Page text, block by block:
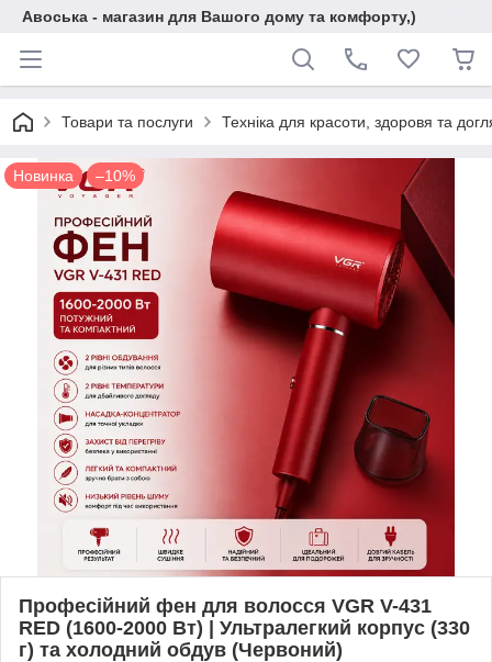
Авоська - магазин для Вашого дому та комфорту,)
Товари та послуги Техніка для красоти, здоровя та
Новинка –10%
Професійний фен для волосся VGR V-431
RED (1600-2000 Вт) | Ультралегкий корпус (330
г) та холодний обдув (Червоний)